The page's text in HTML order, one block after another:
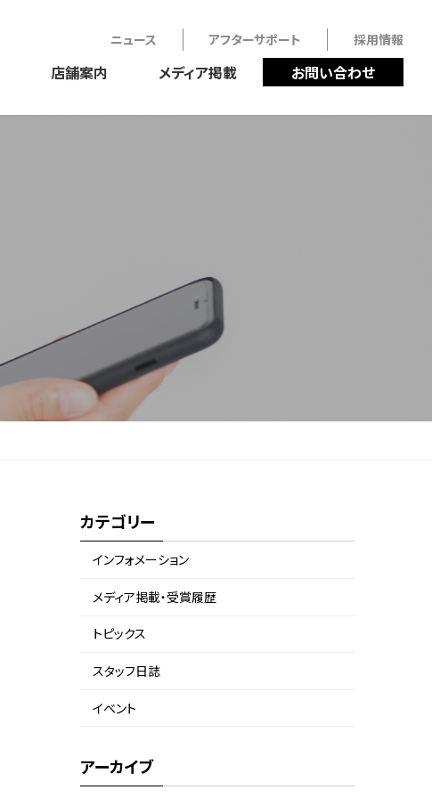
ニュース アフターサポート 採用情報
店舗案内 メディア掲載 お問い合わせ
カテゴリー
インフォメーション
メディア掲載・受賞履歴
トピックス
スタッフ日誌
イベント
アーカイブ